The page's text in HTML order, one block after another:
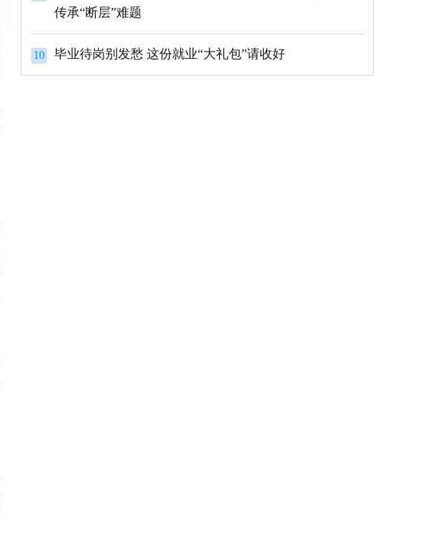
传承“断层”难题
10 毕业待岗别发愁 这份就业“大礼包”请收好